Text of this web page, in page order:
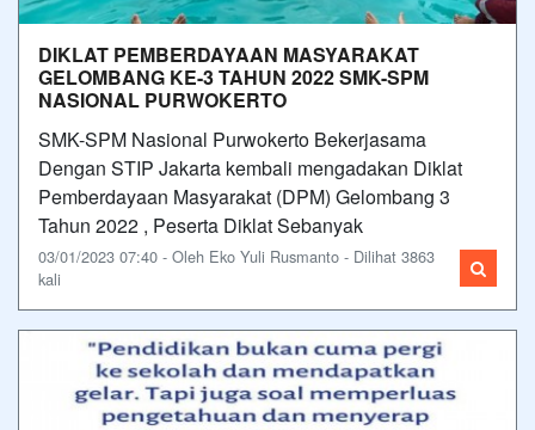
DIKLAT PEMBERDAYAAN MASYARAKAT
GELOMBANG KE-3 TAHUN 2022 SMK-SPM
NASIONAL PURWOKERTO
SMK-SPM Nasional Purwokerto Bekerjasama
Dengan STIP Jakarta kembali mengadakan Diklat
Pemberdayaan Masyarakat (DPM) Gelombang 3
Tahun 2022 , Peserta Diklat Sebanyak
03/01/2023 07:40 - Oleh Eko Yuli Rusmanto - Dilihat 3863
kali